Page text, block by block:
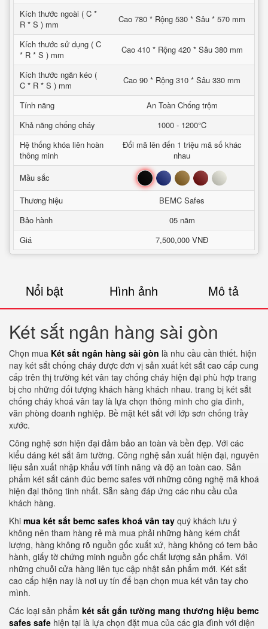
Kích thước ngoài ( C *
R * S ) mm
Cao 780 * Rộng 530 * Sâu * 570 mm
Kích thước sử dụng ( C
* R * S ) mm
Cao 410 * Rộng 420 * Sâu 380 mm
Kích thước ngăn kéo (
C * R * S ) mm
Cao 90 * Rộng 310 * Sâu 330 mm
Tính năng
An Toàn Chống trộm
Khả năng chống cháy
1000 - 1200°C
Hệ thống khóa liên hoàn
thông minh
Đổi mã lên đến 1 triệu mã số khác
nhau
Mầu sắc
Đen Xanh Nâu Đỏ Trắng
Thương hiệu
BEMC Safes
Bảo hành
05 năm
Giá
7,500,000 VNĐ
Nổi bật Hình ảnh Mô tả
Két sắt ngân hàng sài gòn
Chọn mua Két sắt ngân hàng sài gòn là nhu cầu cần thiết. hiện
nay két sắt chống cháy được đơn vị sản xuất két sắt cao cấp cung
cấp trên thị trường két vân tay chống cháy hiện đại phù hợp trang
bị cho những đối tượng khách hàng khách nhau. trang bị két sắt
chống cháy khoá vân tay là lựa chọn thông minh cho gia đình,
văn phòng doanh nghiệp. Bề mặt két sắt với lớp sơn chống trầy
xước.
Công nghệ sơn hiện đại đảm bảo an toàn và bền đẹp. Với các
kiểu dáng két sắt âm tường. Công nghệ sản xuất hiện đại, nguyên
liệu sản xuất nhập khẩu với tính năng và độ an toàn cao. Sản
phẩm két sắt cánh đúc bemc safes với những công nghệ mã khoá
hiện đại thông tinh nhất. Sẵn sàng đáp ứng các nhu cầu của
khách hàng.
Khi mua két sắt bemc safes khoá vân tay quý khách lưu ý
không nên tham hàng rẻ mà mua phải những hàng kém chất
lượng, hàng không rõ nguồn gốc xuất xứ, hàng không có tem bảo
hành, giấy tờ chứng minh nguồn gốc chất lượng sản phẩm. Với
những chuỗi cửa hàng liên tục cập nhật sản phẩm mới. Két sắt
cao cấp hiện nay là nơi uy tín để bạn chọn mua két vân tay cho
mình.
Các loại sản phẩm két sắt gắn tường mang thương hiệu bemc
safes safe hiện tại là lựa chọn đặt mua của các gia đình với diện